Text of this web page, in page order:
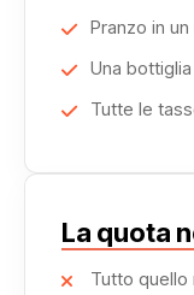
Pranzo in
Una
Tutte le
La quota
Tutto